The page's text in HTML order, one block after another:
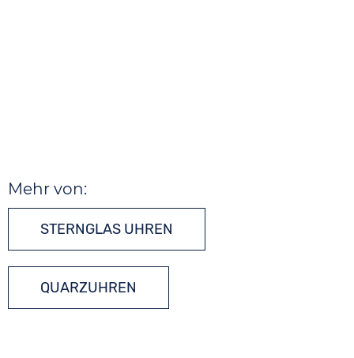
Mehr von:
STERNGLAS UHREN
QUARZUHREN